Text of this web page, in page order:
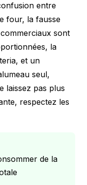
entre
four, la fausse
sont
la
et un
seul,
laissez pas plus
respectez les
de la